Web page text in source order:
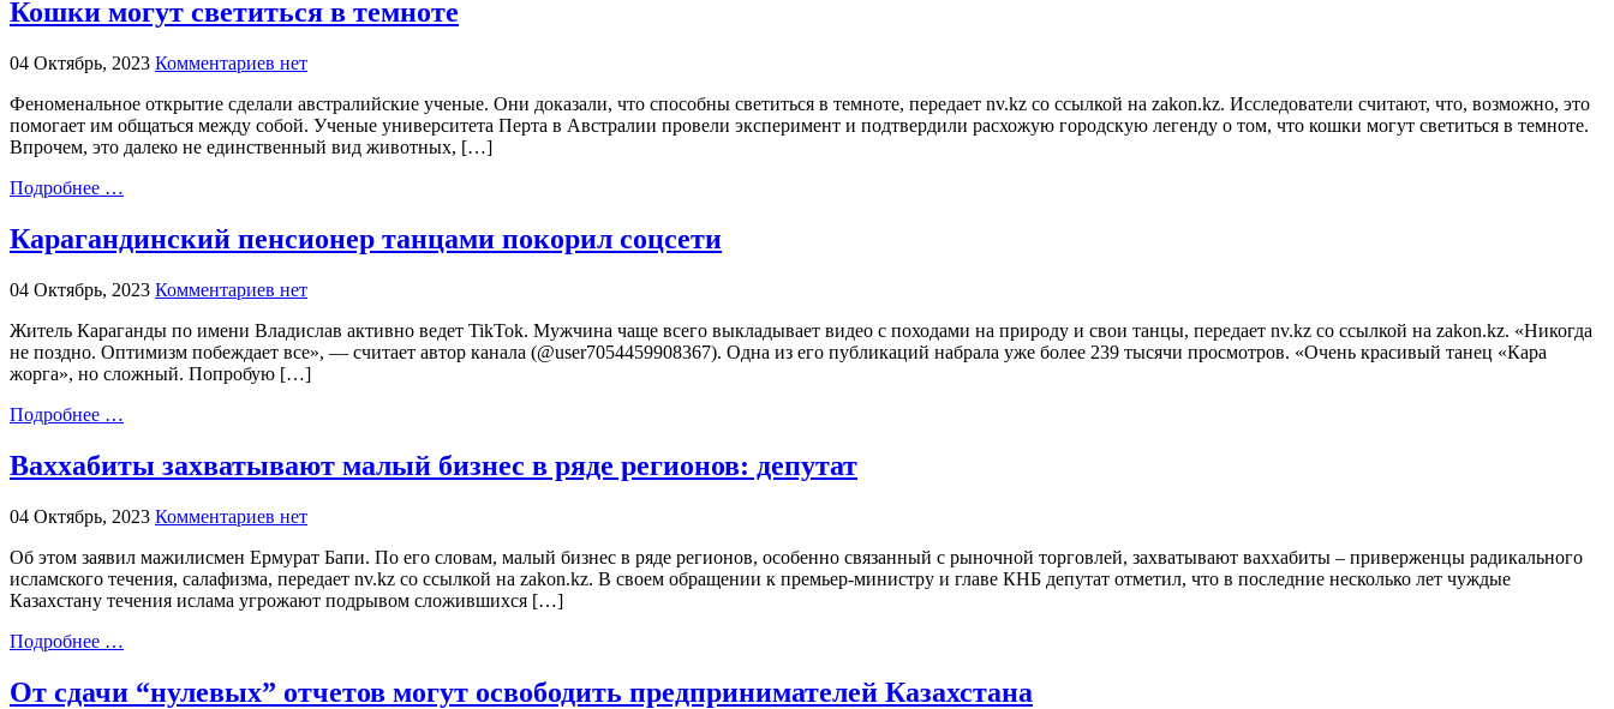
Кошки могут светиться в темноте
04 Октябрь, 2023 Комментариев нет
Феноменальное открытие сделали австралийские ученые. Они доказали, что способны светиться в темноте, передает nv.kz со ссылкой на zakon.kz. Исследователи считают, что, возможно, это
помогает им общаться между собой. Ученые университета Перта в Австралии провели эксперимент и подтвердили расхожую городскую легенду о том, что кошки могут светиться в темноте.
Впрочем, это далеко не единственный вид животных, […]
Подробнее …
Карагандинский пенсионер танцами покорил соцсети
04 Октябрь, 2023 Комментариев нет
Житель Караганды по имени Владислав активно ведет TikTok. Мужчина чаще всего выкладывает видео с походами на природу и свои танцы, передает nv.kz со ссылкой на zakon.kz. «Никогда
не поздно. Оптимизм побеждает все», — считает автор канала (@user7054459908367). Одна из его публикаций набрала уже более 239 тысячи просмотров. «Очень красивый танец «Кара
жорга», но сложный. Попробую […]
Подробнее …
Ваххабиты захватывают малый бизнес в ряде регионов: депутат
04 Октябрь, 2023 Комментариев нет
Об этом заявил мажилисмен Ермурат Бапи. По его словам, малый бизнес в ряде регионов, особенно связанный с рыночной торговлей, захватывают ваххабиты – приверженцы радикального
исламского течения, салафизма, передает nv.kz со ссылкой на zakon.kz. В своем обращении к премьер-министру и главе КНБ депутат отметил, что в последние несколько лет чуждые
Казахстану течения ислама угрожают подрывом сложившихся […]
Подробнее …
От сдачи “нулевых” отчетов могут освободить предпринимателей Казахстана